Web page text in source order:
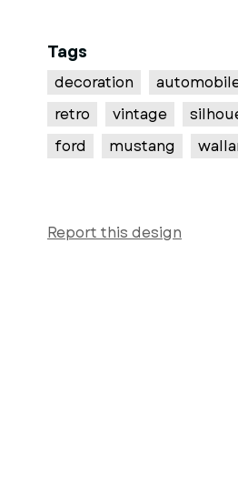
Tags
decoration
retro
vintage
ford
mustang
Report this design